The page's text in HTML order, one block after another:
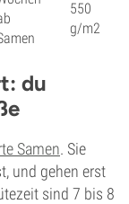
550
g/m2
du
Samen. Sie
und gehen erst
sind 7 bis 8